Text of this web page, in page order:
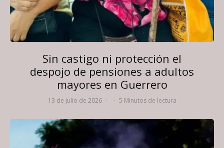
Sin castigo ni protección el
despojo de pensiones a adultos
mayores en Guerrero
13 de julio de 2026 · · 5 Minutos de lectura